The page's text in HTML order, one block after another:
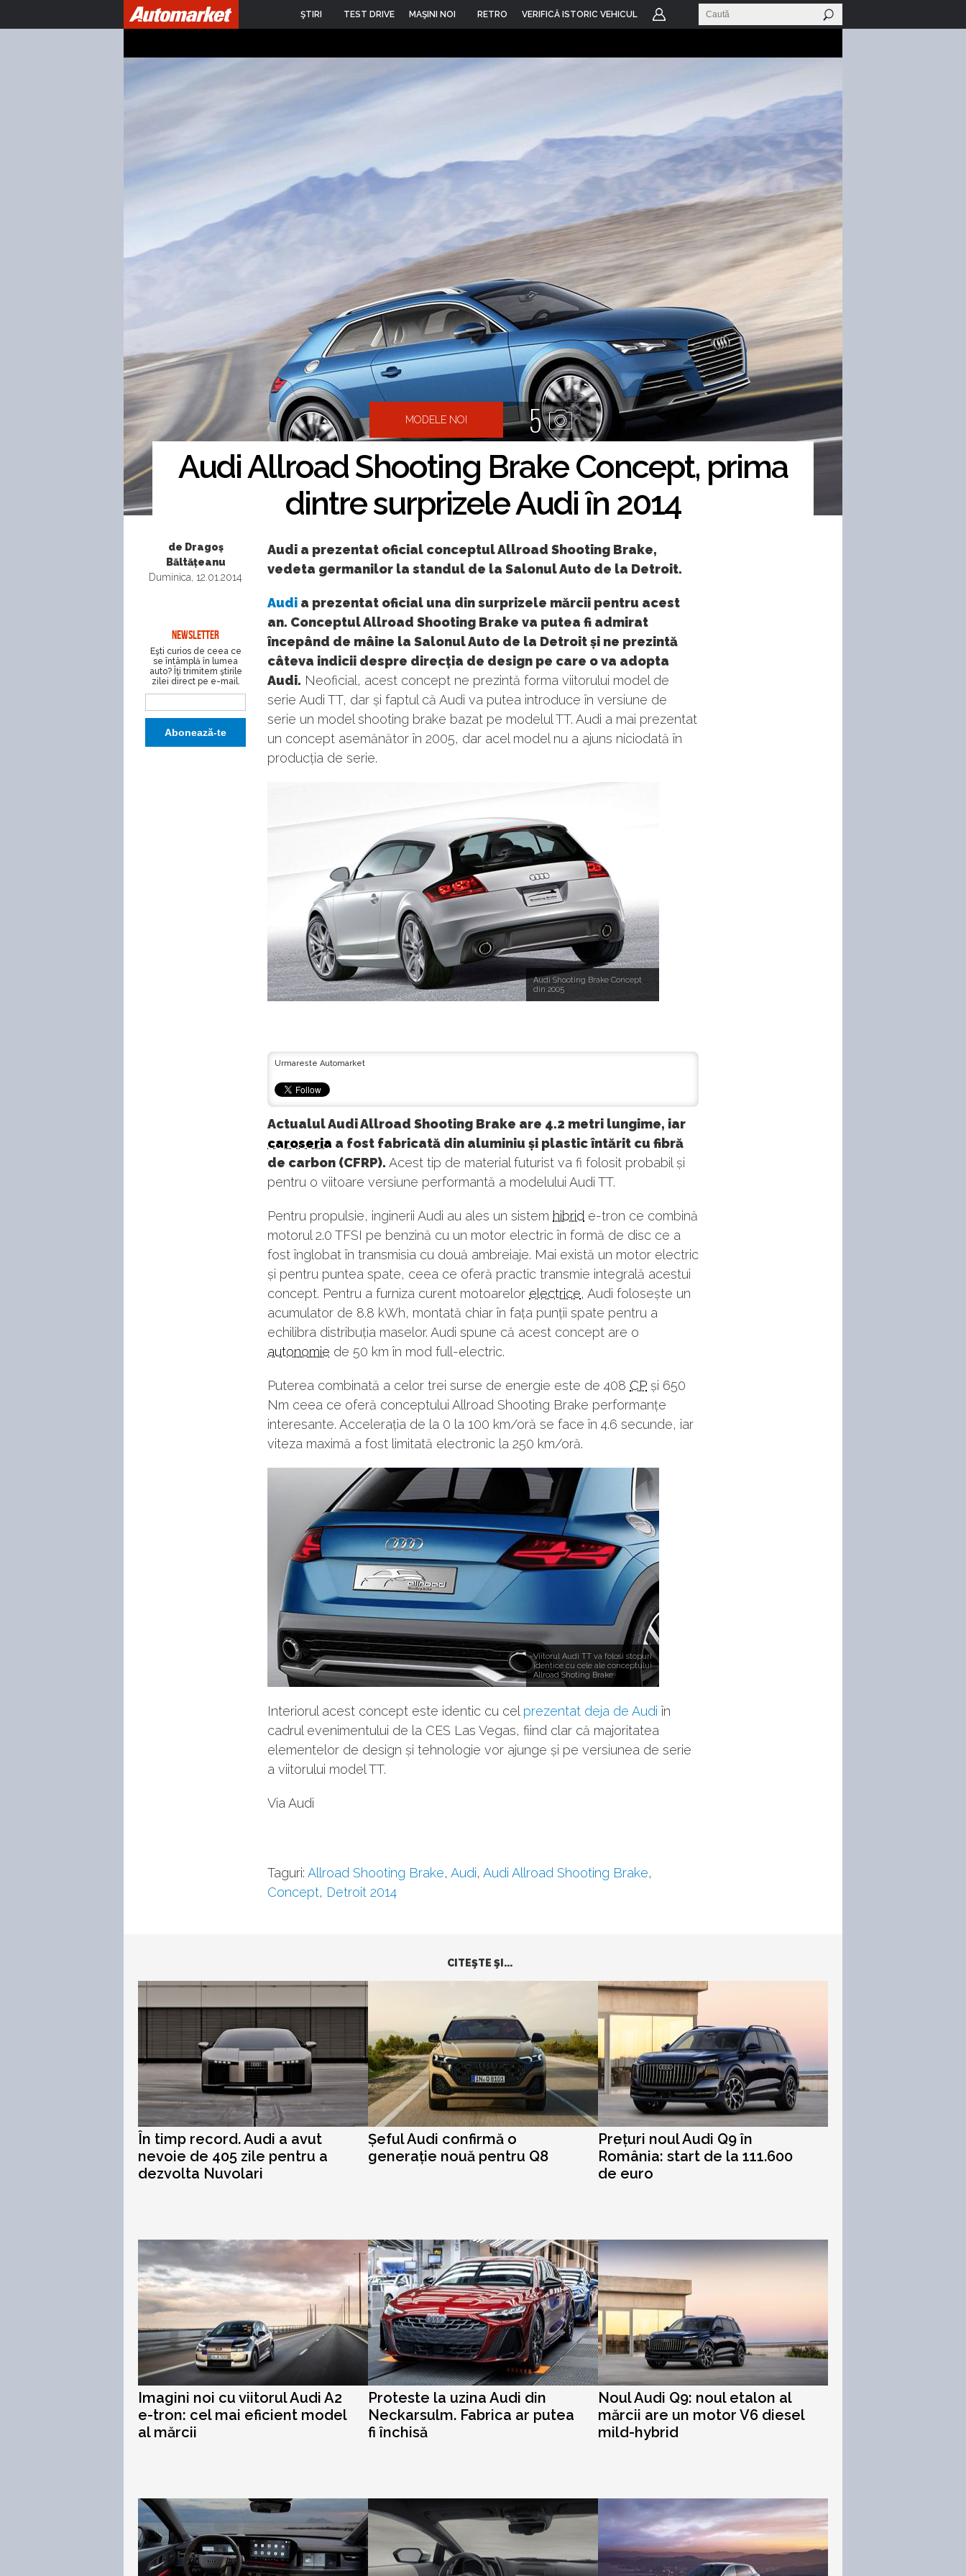
ŞTIRI TEST DRIVE MAŞINI NOI RETRO VERIFICĂ ISTORIC VEHICUL
MODELE NOI 5
Audi Allroad Shooting Brake Concept, prima
dintre surprizele Audi în 2014
de Dragoș
Băltățeanu
Duminica, 12.01.2014
NEWSLETTER
Eşti curios de ceea ce
se întâmplă în lumea
auto? Îţi trimitem ştirile
zilei direct pe e-mail.
Audi a prezentat oficial conceptul Allroad Shooting Brake,
vedeta germanilor la standul de la Salonul Auto de la Detroit.
Audi a prezentat oficial una din surprizele mărcii pentru acest
an. Conceptul Allroad Shooting Brake va putea fi admirat
începând de mâine la Salonul Auto de la Detroit și ne prezintă
câteva indicii despre direcția de design pe care o va adopta
Audi. Neoficial, acest concept ne prezintă forma viitorului model de
serie Audi TT, dar și faptul că Audi va putea introduce în versiune de
serie un model shooting brake bazat pe modelul TT. Audi a mai prezentat
un concept asemănător în 2005, dar acel model nu a ajuns niciodată în
producția de serie.
Audi Shooting Brake Concept
din 2005
Urmareste Automarket
Actualul Audi Allroad Shooting Brake are 4.2 metri lungime, iar
caroseria a fost fabricată din aluminiu și plastic întărit cu fibră
de carbon (CFRP). Acest tip de material futurist va fi folosit probabil și
pentru o viitoare versiune performantă a modelului Audi TT.
Pentru propulsie, inginerii Audi au ales un sistem hibrid e-tron ce combină
motorul 2.0 TFSI pe benzină cu un motor electric în formă de disc ce a
fost înglobat în transmisia cu două ambreiaje. Mai există un motor electric
și pentru puntea spate, ceea ce oferă practic transmie integrală acestui
concept. Pentru a furniza curent motoarelor electrice, Audi folosește un
acumulator de 8.8 kWh, montată chiar în fața punții spate pentru a
echilibra distribuția maselor. Audi spune că acest concept are o
autonomie de 50 km în mod full-electric.
Puterea combinată a celor trei surse de energie este de 408 CP și 650
Nm ceea ce oferă conceptului Allroad Shooting Brake performanțe
interesante. Accelerația de la 0 la 100 km/oră se face în 4.6 secunde, iar
viteza maximă a fost limitată electronic la 250 km/oră.
Viitorul Audi TT va folosi stopuri
identice cu cele ale conceptului
Allroad Shoting Brake
Interiorul acest concept este identic cu cel prezentat deja de Audi în
cadrul evenimentului de la CES Las Vegas, fiind clar că majoritatea
elementelor de design și tehnologie vor ajunge și pe versiunea de serie
a viitorului model TT.
Via Audi
Taguri: Allroad Shooting Brake, Audi, Audi Allroad Shooting Brake,
Concept, Detroit 2014
CITEŞTE ŞI...
În timp record. Audi a avut
nevoie de 405 zile pentru a
dezvolta Nuvolari
Șeful Audi confirmă o
generație nouă pentru Q8
Prețuri noul Audi Q9 în
România: start de la 111.600
de euro
Imagini noi cu viitorul Audi A2
e-tron: cel mai eficient model
al mărcii
Proteste la uzina Audi din
Neckarsulm. Fabrica ar putea
fi închisă
Noul Audi Q9: noul etalon al
mărcii are un motor V6 diesel
mild-hybrid